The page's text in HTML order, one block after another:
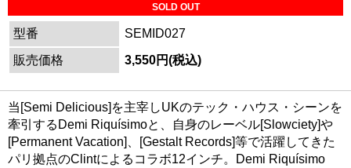
SOLD OUT
型番
SEMID027
販売価格
3,550円(税込)
当[Semi Delicious]を主宰しUKのテック・ハウス・シーンを
牽引するDemi Riquísimoと、自身のレーベル[Slowciety]や
[Permanent Vacation]、[Gestalt Records]等で活躍してきた
パリ拠点のClintによるコラボ12インチ。Demi Riquísimo